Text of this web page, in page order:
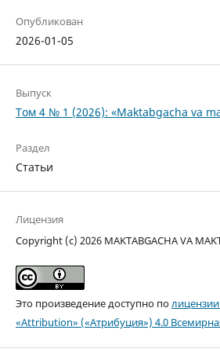
Опубликован
2026-01-05
Выпуск
Том 4 № 1 (2026): «Maktabgacha va
Раздел
Статьи
Лицензия
Copyright (c) 2026 MAKTABGACHA VA
Это произведение доступно по
«Attribution» («Атрибуция») 4.0